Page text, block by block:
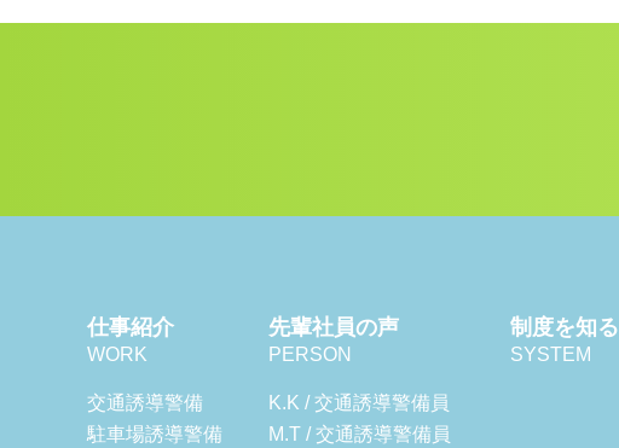
仕事紹介
WORK
交通誘導警備
駐車場誘導警備
先輩社員の声
PERSON
K.K / 交通誘導警備員
M.T / 交通誘導警備員
制度を知る
SYSTEM